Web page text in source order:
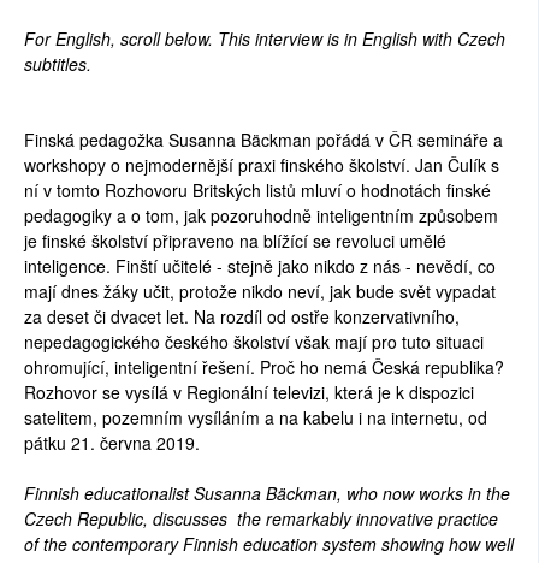
For English, scroll below. This interview is in English with Czech
subtitles.
Finská pedagožka Susanna Bäckman pořádá v ČR semináře a
workshopy o nejmodernější praxi finského školství. Jan Čulík s
ní v tomto Rozhovoru Britských listů mluví o hodnotách finské
pedagogiky a o tom, jak pozoruhodně inteligentním způsobem
je finské školství připraveno na blížící se revoluci umělé
inteligence. Finští učitelé - stejně jako nikdo z nás - nevědí, co
mají dnes žáky učit, protože nikdo neví, jak bude svět vypadat
za deset či dvacet let. Na rozdíl od ostře konzervativního,
nepedagogického českého školství však mají pro tuto situaci
ohromující, inteligentní řešení. Proč ho nemá Česká republika?
Rozhovor se vysílá v Regionální televizi, která je k dispozici
satelitem, pozemním vysíláním a na kabelu i na internetu, od
pátku 21. června 2019.
Finnish educationalist Susanna Bäckman, who now works in the
Czech Republic, discusses the remarkably innovative practice
of the contemporary Finnish education system showing how well